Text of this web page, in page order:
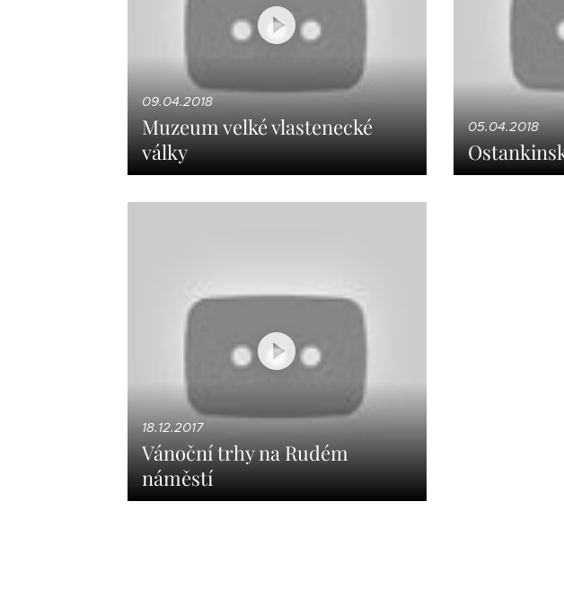
09.04.2018
Muzeum velké vlastenecké
války
05.04.2018
18.12.2017
Vánoční trhy na Rudém
náměstí